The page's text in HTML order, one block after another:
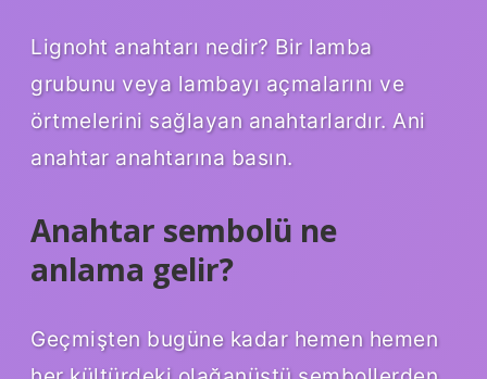
Lignoht anahtarı nedir? Bir lamba
grubunu veya lambayı açmalarını ve
örtmelerini sağlayan anahtarlardır. Ani
anahtar anahtarına basın.
Anahtar sembolü ne
anlama gelir?
Geçmişten bugüne kadar hemen hemen